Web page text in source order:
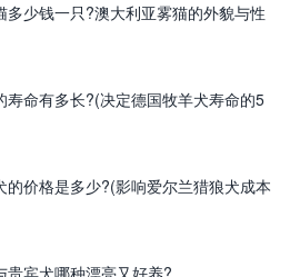
多少钱一只?澳大利亚雾猫的外貌与性
寿命有多长?(决定德国牧羊犬寿命的5
的价格是多少?(影响爱尔兰猎狼犬成本